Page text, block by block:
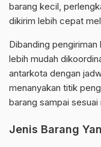
barang kecil,
dikirim lebih cepat
Dibanding
lebih mudah
antarkota dengan
menanyakan titik
barang sampai
Jenis Barang